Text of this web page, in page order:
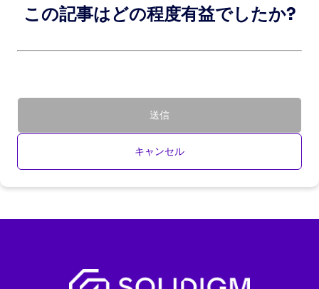
この記事はどの程度有益でしたか?
送信
キャンセル